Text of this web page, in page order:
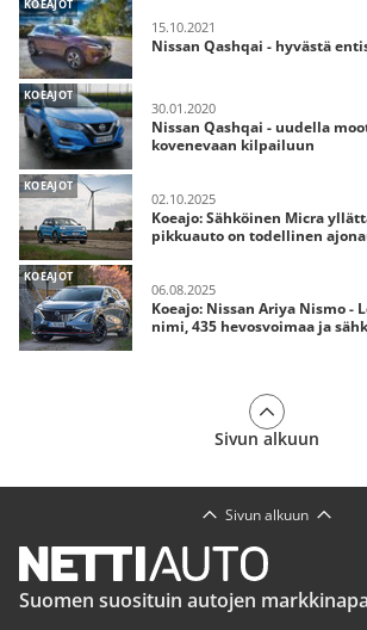
KOEAJOT
15.10.2021
Nissan Qashqai - hyvästä
KOEAJOT
30.01.2020
Nissan Qashqai - uudella
kovenevaan kilpailuun
KOEAJOT
02.10.2025
Koeajo: Sähköinen Micra
pikkuauto on todellinen
KOEAJOT
06.08.2025
Koeajo: Nissan Ariya Nismo -
nimi, 435 hevosvoimaa ja
Sivun alkuun
Sivun alkuun
Suomen suosituin autojen